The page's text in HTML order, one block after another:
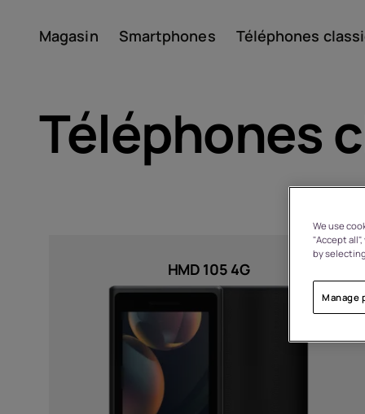
Magasin Smartphones Téléphones
À propos
Recyclage des appareils
Auto-réparation
Téléphones
HMD 105 4G
We use
"Accept
by
Manage